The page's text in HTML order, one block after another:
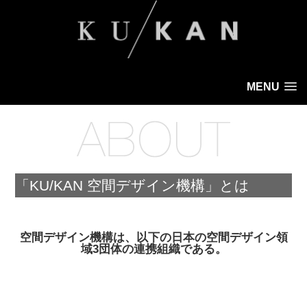
MENU
「KU/KAN 空間デザイン機構」とは
空間デザイン機構は、以下の日本の空間デザイン領
域3団体の連携組織である。